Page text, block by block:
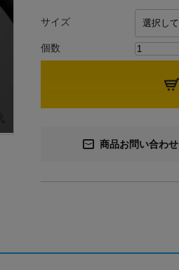
サイズ
個数
商品お問い合わせ